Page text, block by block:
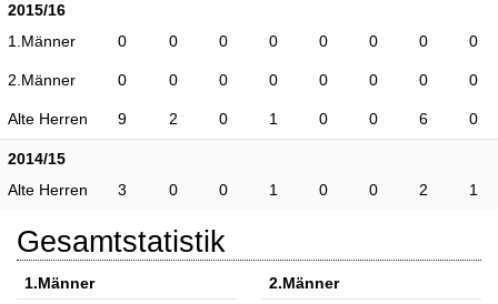
2015/16
1.Männer
0 0 0 0 0 0 0 0
2.Männer 0 0 0 0 0 0 0 0
Alte Herren 9 2 0 1 0 0 6 0
2014/15
Alte Herren
3 0 0 1 0 0 2 1
Gesamtstatistik
1.Männer
2.Männer